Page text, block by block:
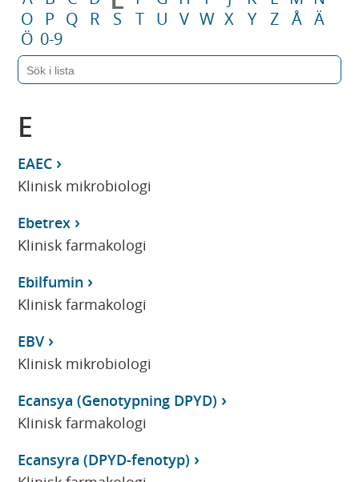
O
P Q R S T U V W X Y Z Å Ä
Ö 0-9
E
EAEC
Klinisk mikrobiologi
Ebetrex
Klinisk farmakologi
Ebilfumin
Klinisk farmakologi
EBV
Klinisk mikrobiologi
Ecansya (Genotypning DPYD)
Klinisk farmakologi
Ecansyra (DPYD-fenotyp)